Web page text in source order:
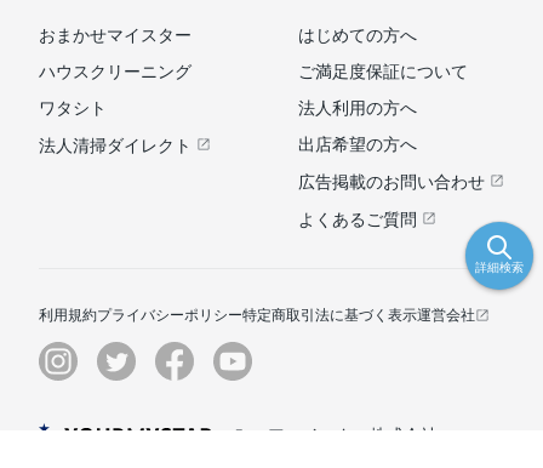
詳細検索
おまかせマイスター
ハウスクリーニング
ワタシト
法人清掃ダイレクト
はじめての方へ
ご満足度保証について
法人利用の方へ
出店希望の方へ
広告掲載のお問い合わせ
よくあるご質問
利用規約プライバシーポリシー特定商取引法に基づく表示運営会社
© ユアマイスター株式会社